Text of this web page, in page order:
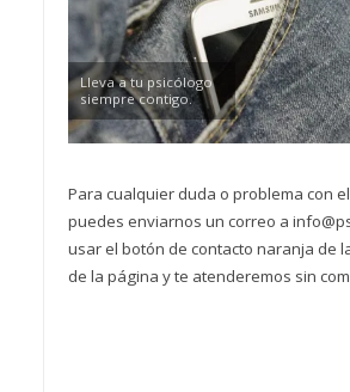
Lleva a tu psicólogo
siempre contigo.
Para cualquier duda o problema con
puedes enviarnos un correo a
usar el botón de contacto naranja de
de la página y te atenderemos sin